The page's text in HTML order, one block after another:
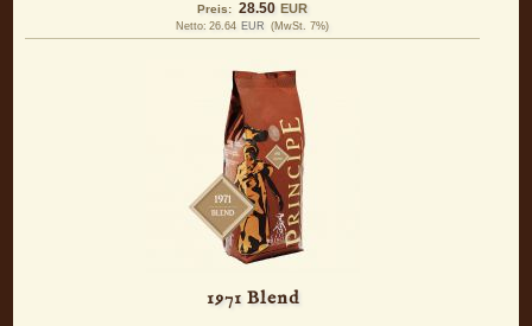
Preis: 28.50 EUR
Netto: 26.64 EUR (MwSt. 7%)
1971 Blend